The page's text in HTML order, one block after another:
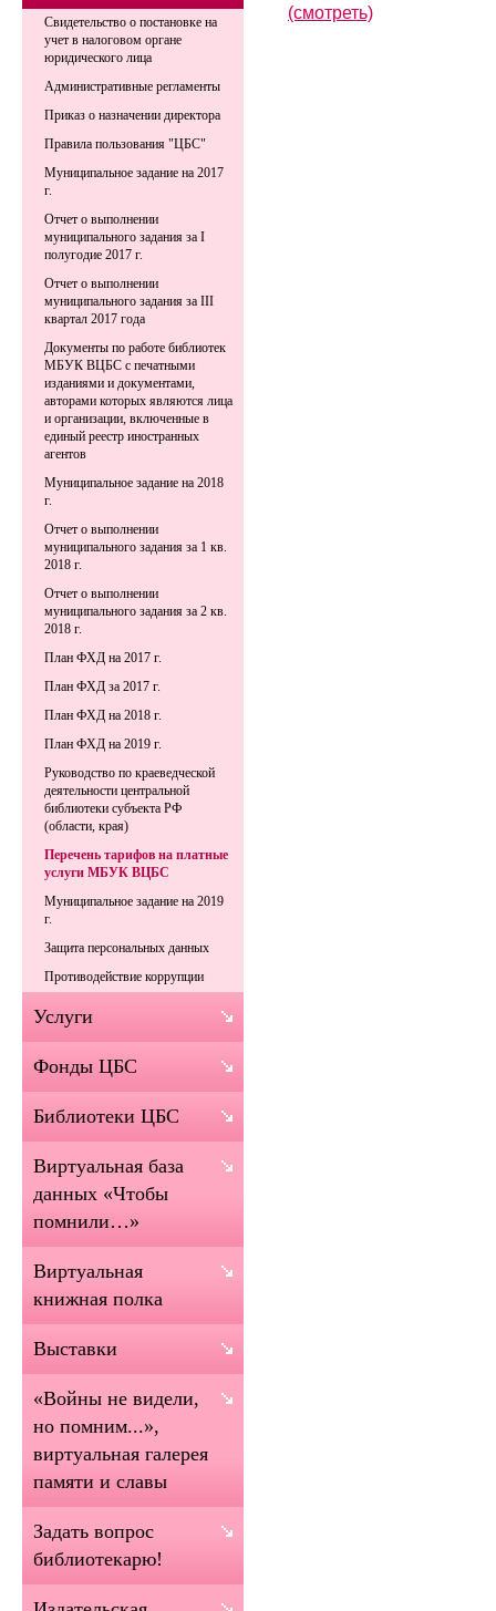
(смотреть)
Свидетельство о постановке на
учет в налоговом органе
юридического лица
Административные регламенты
Приказ о назначении директора
Правила пользования "ЦБС"
Муниципальное задание на 2017
г.
Отчет о выполнении
муниципального задания за I
полугодие 2017 г.
Отчет о выполнении
муниципального задания за III
квартал 2017 года
Документы по работе библиотек
МБУК ВЦБС с печатными
изданиями и документами,
авторами которых являются лица
и организации, включенные в
единый реестр иностранных
агентов
Муниципальное задание на 2018
г.
Отчет о выполнении
муниципального задания за 1 кв.
2018 г.
Отчет о выполнении
муниципального задания за 2 кв.
2018 г.
План ФХД на 2017 г.
План ФХД за 2017 г.
План ФХД на 2018 г.
План ФХД на 2019 г.
Руководство по краеведческой
деятельности центральной
библиотеки субъекта РФ
(области, края)
Перечень тарифов на платные
услуги МБУК ВЦБС
Муниципальное задание на 2019
г.
Защита персональных данных
Противодействие коррупции
Услуги
Фонды ЦБС
Библиотеки ЦБС
Виртуальная база
данных «Чтобы
помнили…»
Виртуальная
книжная полка
Выставки
«Войны не видели,
но помним...»,
виртуальная галерея
памяти и славы
Задать вопрос
библиотекарю!